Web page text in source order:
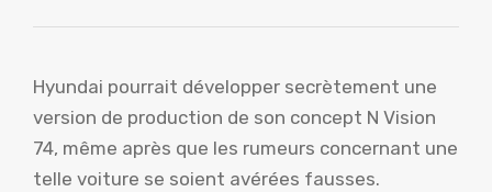
Hyundai pourrait développer secrètement une
version de production de son concept N Vision
74, même après que les rumeurs concernant une
telle voiture se soient avérées fausses.